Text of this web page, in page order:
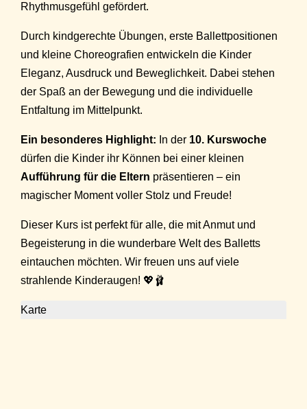
Rhythmusgefühl gefördert.
Durch kindgerechte Übungen, erste Ballettpositionen
und kleine Choreografien entwickeln die Kinder
Eleganz, Ausdruck und Beweglichkeit. Dabei stehen
der Spaß an der Bewegung und die individuelle
Entfaltung im Mittelpunkt.
Ein besonderes Highlight: In der 10. Kurswoche
dürfen die Kinder ihr Können bei einer kleinen
Aufführung für die Eltern präsentieren – ein
magischer Moment voller Stolz und Freude!
Dieser Kurs ist perfekt für alle, die mit Anmut und
Begeisterung in die wunderbare Welt des Balletts
eintauchen möchten. Wir freuen uns auf viele
strahlende Kinderaugen! 💖🩰
Karte